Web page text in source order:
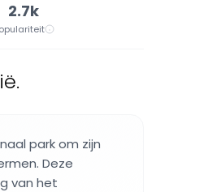
2.7k
park om zijn
Deze
van het